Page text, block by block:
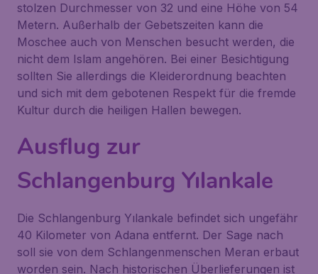
stolzen Durchmesser von 32 und eine Höhe von 54
Metern. Außerhalb der Gebetszeiten kann die
Moschee auch von Menschen besucht werden, die
nicht dem Islam angehören. Bei einer Besichtigung
sollten Sie allerdings die Kleiderordnung beachten
und sich mit dem gebotenen Respekt für die fremde
Kultur durch die heiligen Hallen bewegen.
Ausflug zur
Schlangenburg Yılankale
Die Schlangenburg Yılankale befindet sich ungefähr
40 Kilometer von Adana entfernt. Der Sage nach
soll sie von dem Schlangenmenschen Meran erbaut
worden sein. Nach historischen Überlieferungen ist